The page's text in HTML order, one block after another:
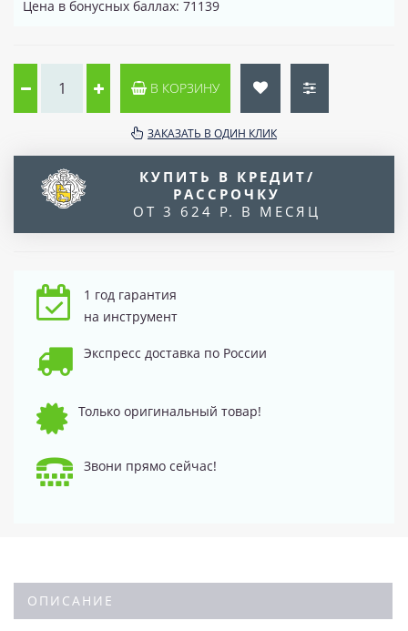
Цена в бонусных баллах: 71139
В КОРЗИНУ
ЗАКАЗАТЬ В ОДИН КЛИК
КУПИТЬ В КРЕДИТ/
РАССРОЧКУ
ОТ 3 624 Р. В МЕСЯЦ
1 год гарантия
на инструмент
Экспресс доставка по России
Только оригинальный товар!
Звони прямо сейчас!
ОПИСАНИЕ